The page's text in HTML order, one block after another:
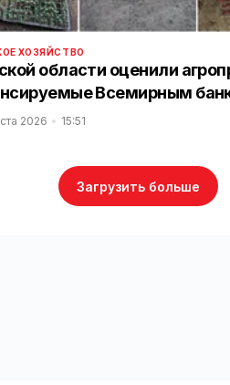
ХОЗЯЙСТВО
области оценили
Всемирным
2026 15:51
Загрузить больше